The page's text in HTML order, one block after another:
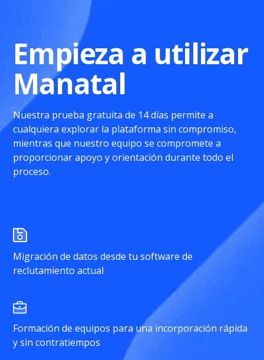
Empieza a utilizar
Manatal
Nuestra prueba gratuita de 14 días permite a
cualquiera explorar la plataforma sin compromiso,
mientras que nuestro equipo se compromete a
proporcionar apoyo y orientación durante todo el
proceso.
Migración de datos desde tu software de
reclutamiento actual
Formación de equipos para una incorporación rápida
y sin contratiempos